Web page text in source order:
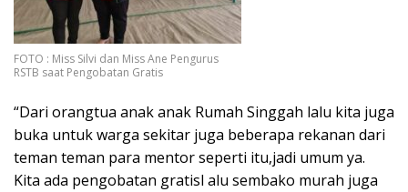
FOTO : Miss Silvi dan Miss Ane Pengurus
RSTB saat Pengobatan Gratis
“Dari orangtua anak anak Rumah Singgah lalu kita juga
buka untuk warga sekitar juga beberapa rekanan dari
teman teman para mentor seperti itu,jadi umum ya.
Kita ada pengobatan gratisl alu sembako murah juga